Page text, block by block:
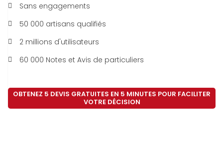
Sans engagements
50 000 artisans qualifiés
2 millions d'utilisateurs
60 000 Notes et Avis de particuliers
OBTENEZ 5 DEVIS GRATUITES EN 5 MINUTES POUR FACILITER
VOTRE DÉCISION